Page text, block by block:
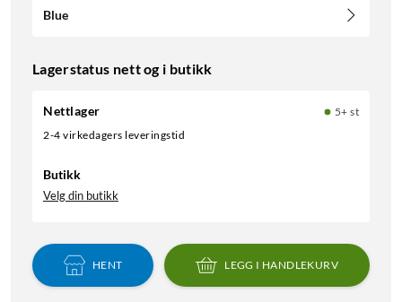
Blue
Lagerstatus nett og i butikk
Nettlager
5+ st
2-4 virkedagers leveringstid
Butikk
Velg din butikk
HENT LEGG I HANDLEKURV